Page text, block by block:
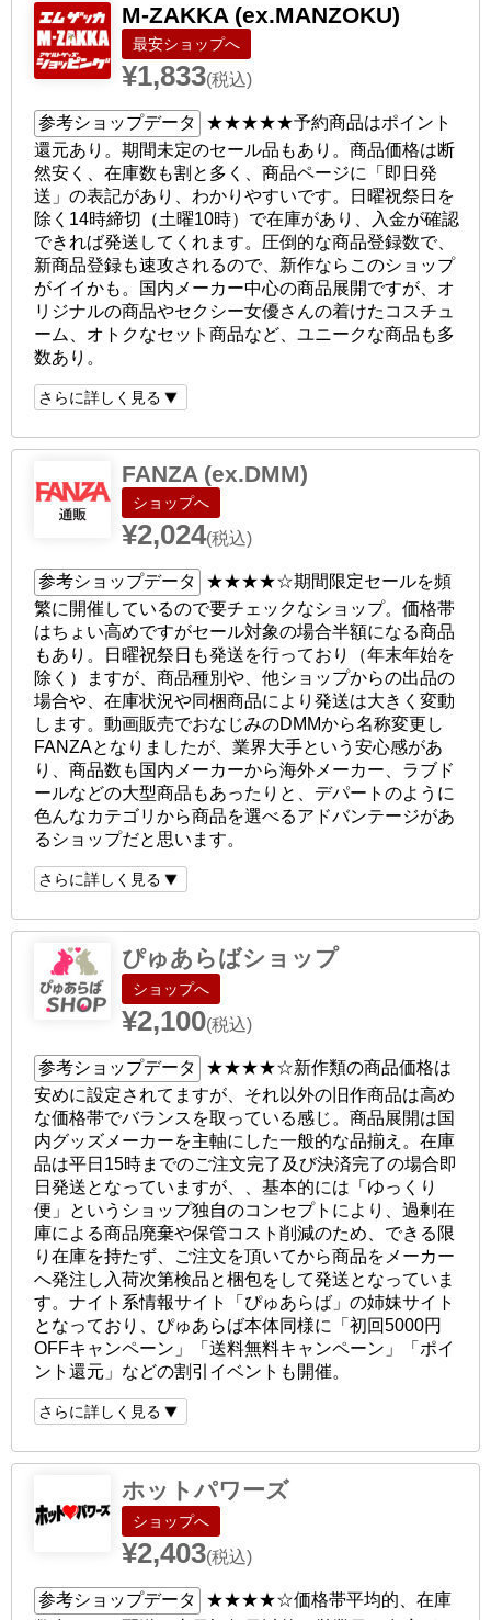
M-ZAKKA (ex.MANZOKU)
ショップへ
¥1,833(税込)
参考ショップデータ ★★★★★予約商品はポイント
還元あり。期間未定のセール品もあり。商品価格は断
然安く、在庫数も割と多く、商品ページに「即日発
送」の表記があり、わかりやすいです。日曜祝祭日を
除く14時締切（土曜10時）で在庫があり、入金が確認
できれば発送してくれます。圧倒的な商品登録数で、
新商品登録も速攻されるので、新作ならこのショップ
がイイかも。国内メーカー中心の商品展開ですが、オ
リジナルの商品やセクシー女優さんの着けたコスチュ
ーム、オトクなセット商品など、ユニークな商品も多
数あり。
さらに詳しく見る
FANZA (ex.DMM)
ショップへ
¥2,024(税込)
参考ショップデータ ★★★★☆期間限定セールを頻
繁に開催しているので要チェックなショップ。価格帯
はちょい高めですがセール対象の場合半額になる商品
もあり。日曜祝祭日も発送を行っており（年末年始を
除く）ますが、商品種別や、他ショップからの出品の
場合や、在庫状況や同梱商品により発送は大きく変動
します。動画販売でおなじみのDMMから名称変更し
FANZAとなりましたが、業界大手という安心感があ
り、商品数も国内メーカーから海外メーカー、ラブド
ールなどの大型商品もあったりと、デパートのように
色んなカテゴリから商品を選べるアドバンテージがあ
るショップだと思います。
さらに詳しく見る
ぴゅあらばショップ
ショップへ
¥2,100(税込)
参考ショップデータ ★★★★☆新作類の商品価格は
安めに設定されてますが、それ以外の旧作商品は高め
な価格帯でバランスを取っている感じ。商品展開は国
内グッズメーカーを主軸にした一般的な品揃え。在庫
品は平日15時までのご注文完了及び決済完了の場合即
日発送となっていますが、、基本的には「ゆっくり
便」というショップ独自のコンセプトにより、過剰在
庫による商品廃棄や保管コスト削減のため、できる限
り在庫を持たず、ご注文を頂いてから商品をメーカー
へ発注し入荷次第検品と梱包をして発送となっていま
す。ナイト系情報サイト「ぴゅあらば」の姉妹サイト
となっており、ぴゅあらば本体同様に「初回5000円
OFFキャンペーン」「送料無料キャンペーン」「ポイ
ント還元」などの割引イベントも開催。
さらに詳しく見る
ホットパワーズ
ショップへ
¥2,403(税込)
参考ショップデータ ★★★★☆価格帯平均的、在庫